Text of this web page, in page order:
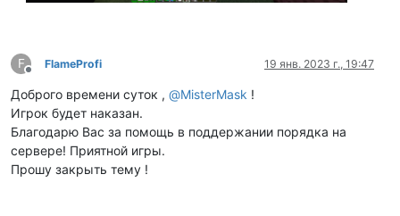
F
Не в сети
FlameProfi 19 янв. 2023 г., 19:47
Доброго времени суток , @MisterMask !
Игрок будет наказан.
Благодарю Вас за помощь в поддержании порядка на
сервере! Приятной игры.
Прошу закрыть тему !